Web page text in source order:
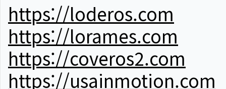
https://loderos.com
https://lorames.com
https://coveros2.com
https://usainmotion.com